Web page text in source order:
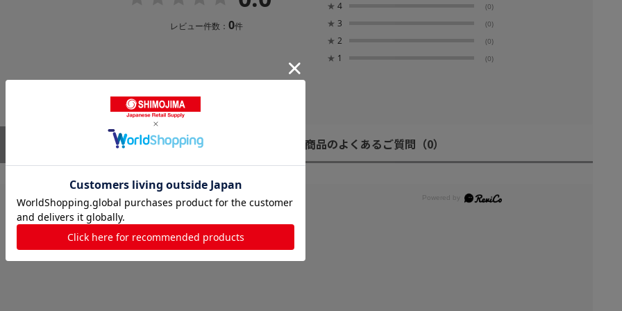
レビュー件数： 0件
★ 4 (0)
★ 3 (0)
★ 2 (0)
★ 1 (0)
商品のよくあるご質問 （0）
レビューはありません。